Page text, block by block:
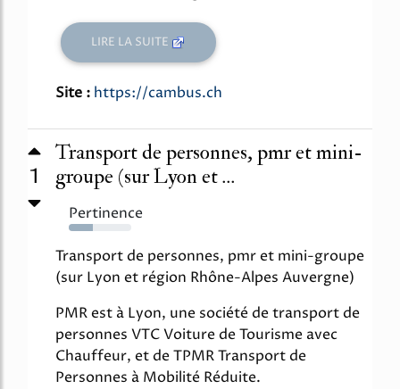
LIRE LA SUITE
Site : https://cambus.ch
1
Transport de personnes, pmr et mini-
groupe (sur Lyon et ...
Pertinence
38%
Transport de personnes, pmr et mini-groupe
(sur Lyon et région Rhône-Alpes Auvergne)
PMR est à Lyon, une société de transport de
personnes VTC Voiture de Tourisme avec
Chauffeur, et de TPMR Transport de
Personnes à Mobilité Réduite.